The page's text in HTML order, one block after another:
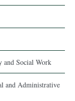
and Social Work
and Administrative